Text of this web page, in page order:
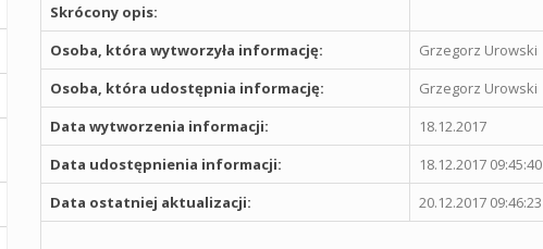
Skrócony opis:
Osoba, która wytworzyła informację:
Grzegorz Urowski
Osoba, która udostępnia informację:
Grzegorz Urowski
Data wytworzenia informacji:
18.12.2017
Data udostępnienia informacji:
18.12.2017 09:45:40
Data ostatniej aktualizacji:
20.12.2017 09:46:23